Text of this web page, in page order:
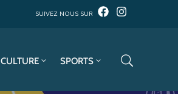
SUIVEZ NOUS SUR
CULTURE SPORTS